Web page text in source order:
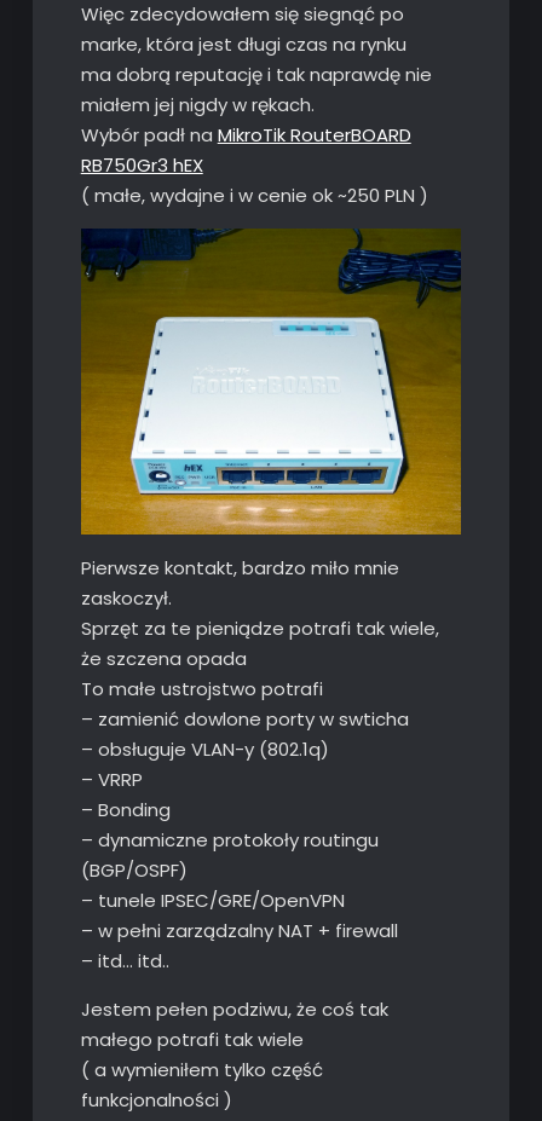
Więc zdecydowałem się siegnąć po
marke, która jest długi czas na rynku
ma dobrą reputację i tak naprawdę nie
miałem jej nigdy w rękach.
Wybór padł na MikroTik RouterBOARD
RB750Gr3 hEX
( małe, wydajne i w cenie ok ~250 PLN )
Pierwsze kontakt, bardzo miło mnie
zaskoczył.
Sprzęt za te pieniądze potrafi tak wiele,
że szczena opada
To małe ustrojstwo potrafi
– zamienić dowlone porty w swticha
– obsługuje VLAN-y (802.1q)
– VRRP
– Bonding
– dynamiczne protokoły routingu
(BGP/OSPF)
– tunele IPSEC/GRE/OpenVPN
– w pełni zarządzalny NAT + firewall
– itd… itd..
Jestem pełen podziwu, że coś tak
małego potrafi tak wiele
( a wymieniłem tylko część
funkcjonalności )